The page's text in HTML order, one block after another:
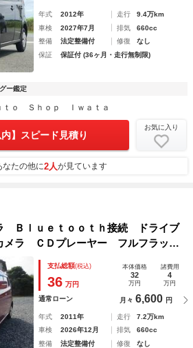
年式 2012年 走行
9.4万km
車検
2027年7月 排気
660cc
整備
法定整備付 修復
なし
保証
保証付 (36ヶ月・走行無制限)
グー鑑定
ｔｏ Ｓｈｏｐ Ｉｗａｔａ
内】スピード見積り
お気に入り
なたの他に2人が見ています
ｌｕｅｔｏｏｔｈ接続 ドライブ
メラ ＣＤプレーヤー フルフラッ
ヘッドランプ キーレスエントリー
支払総額(税込)
36 万円
本体価格
32
万円
諸費用
4
万円
通常ローン 月々 6,600 円
年式 2011年 走行
7.2万km
車検
2026年12月 排気
660cc
整備
法定整備付 修復
なし